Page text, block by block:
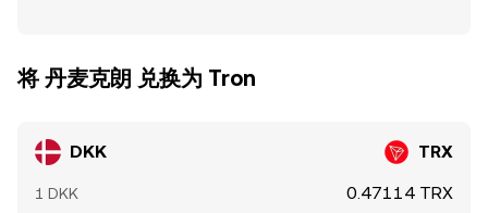
将 丹麦克朗 兑换为 Tron
DKK TRX
1 DKK 0.47114 TRX